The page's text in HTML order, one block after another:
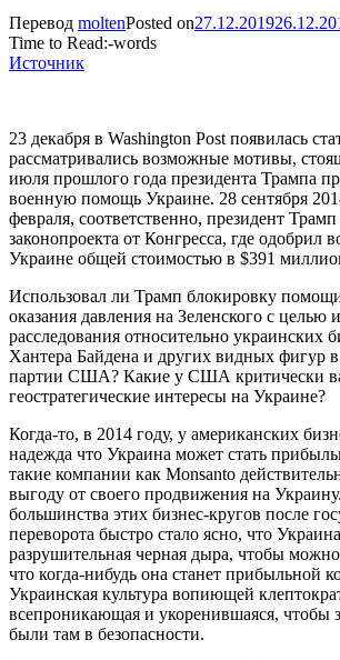
Перевод moltenPosted on27.12.2019
Time to Read:-words
Источник
23 декабря в Washington Post появилась
рассматривались возможные мотивы,
июля прошлого года президента Трампа
военную помощь Украине. 28 сентября
февраля, соответственно, президент
законопроекта от Конгресса, где одобрил
Украине общей стоимостью в $391
Использовал ли Трамп блокировку
оказания давления на Зеленского с целью
расследования относительно украинских
Хантера Байдена и других видных фигур
партии США? Какие у США критически
геостратегические интересы на Украине?
Когда-то, в 2014 году, у американских
надежда что Украина может стать
такие компании как Monsanto
выгоду от своего продвижения на
большинства этих бизнес-кругов после
переворота быстро стало ясно, что
разрушительная черная дыра, чтобы
что когда-нибудь она станет прибыльной
Украинская культура вопиющей
всепроникающая и укоренившаяся, чтобы
были там в безопасности.